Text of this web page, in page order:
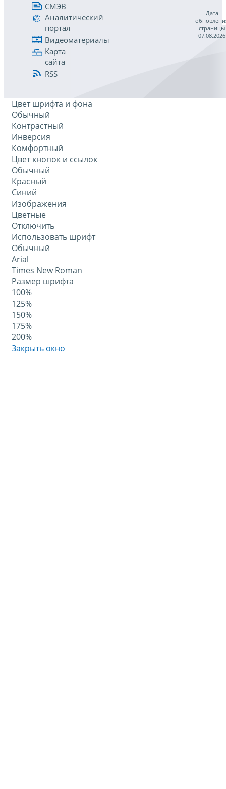
СМЭВ
Аналитический
портал
Видеоматериалы
Карта
сайта
RSS
Дата
страницы
07.08.2026
Цвет шрифта и фона
Обычный
Контрастный
Инверсия
Комфортный
Цвет кнопок и ссылок
Обычный
Красный
Синий
Изображения
Цветные
Отключить
Использовать шрифт
Обычный
Arial
Times New Roman
Размер шрифта
100%
125%
150%
175%
200%
Закрыть окно